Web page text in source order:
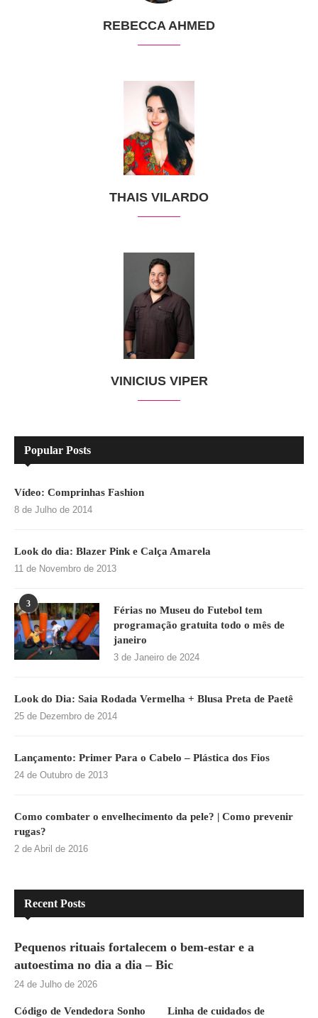
REBECCA AHMED
THAIS VILARDO
VINICIUS VIPER
Popular Posts
Vídeo: Comprinhas Fashion
8 de Julho de 2014
Look do dia: Blazer Pink e Calça Amarela
11 de Novembro de 2013
3
Férias no Museu do Futebol tem
programação gratuita todo o mês de
janeiro
3 de Janeiro de 2024
Look do Dia: Saia Rodada Vermelha + Blusa Preta de Paetê
25 de Dezembro de 2014
Lançamento: Primer Para o Cabelo – Plástica dos Fios
24 de Outubro de 2013
Como combater o envelhecimento da pele? | Como prevenir
rugas?
2 de Abril de 2016
Recent Posts
Pequenos rituais fortalecem o bem-estar e a
autoestima no dia a dia – Bic
24 de Julho de 2026
Código de Vendedora Sonho
Linha de cuidados de